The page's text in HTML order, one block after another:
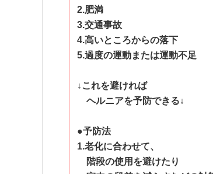
2.肥満
3.交通事故
4.高いところからの落下
5.過度の運動または運動不足
↓これを避ければ
ヘルニアを予防できる↓
●予防法
1.老化に合わせて、
階段の使用を避けたり